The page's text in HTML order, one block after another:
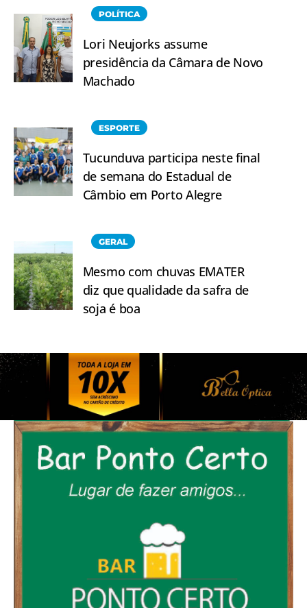
POLÍTICA
Lori Neujorks assume
presidência da Câmara de Novo
Machado
ESPORTE
Tucunduva participa neste final
de semana do Estadual de
Câmbio em Porto Alegre
GERAL
Mesmo com chuvas EMATER
diz que qualidade da safra de
soja é boa